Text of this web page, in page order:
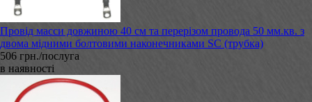
Провід масси довжиною 40 см та перерізом провода 50 мм.кв. з
двома мідними болтовими наконечниками SC (трубка)
506 грн./послуга
в наявності